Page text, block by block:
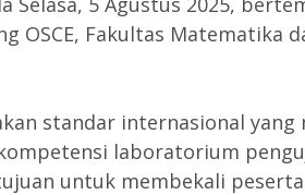
OSCE, Fakultas Matematika
standar internasional
laboratorium
untuk membekali